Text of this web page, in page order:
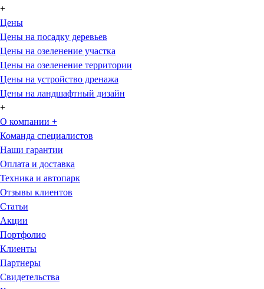
+
Цены
Цены на посадку деревьев
Цены на озеленение участка
Цены на озеленение территории
Цены на устройство дренажа
Цены на ландшафтный дизайн
+
О компании +
Команда специалистов
Наши гарантии
Оплата и доставка
Техника и автопарк
Отзывы клиентов
Статьи
Акции
Портфолио
Клиенты
Партнеры
Свидетельства